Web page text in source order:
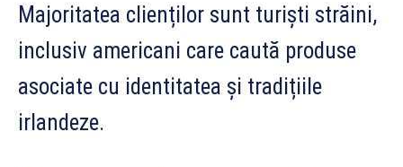
Majoritatea clienților sunt turiști străini,
inclusiv americani care caută produse
asociate cu identitatea și tradițiile
irlandeze.